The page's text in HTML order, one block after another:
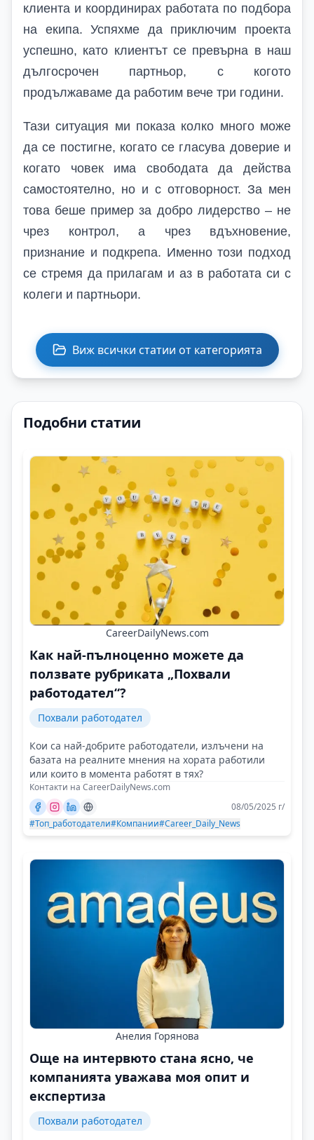
клиента и координирах работата по подбора
на екипа. Успяхме да приключим проекта
успешно, като клиентът се превърна в наш
дългосрочен партньор, с когото
продължаваме да работим вече три години.
Тази ситуация ми показа колко много може
да се постигне, когато се гласува доверие и
когато човек има свободата да действа
самостоятелно, но и с отговорност. За мен
това беше пример за добро лидерство – не
чрез контрол, а чрез вдъхновение,
признание и подкрепа. Именно този подход
се стремя да прилагам и аз в работата си с
колеги и партньори.
Виж всички статии от категорията
Подобни статии
CareerDailyNews.com
Как най-пълноценно можете да
ползвате рубриката „Похвали
работодател“?
Похвали работодател
Кои са най-добрите работодатели, излъчени на
базата на реалните мнения на хората работили
или които в момента работят в тях?
Контакти на CareerDailyNews.com
08/05/2025 г/
#Топ_работодатели#Компании#Career_Daily_News
Анелия Горянова
Още на интервюто стана ясно, че
компанията уважава моя опит и
експертиза
Похвали работодател